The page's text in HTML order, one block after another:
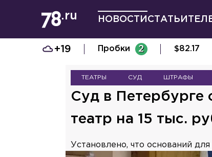
НОВОСТИ СТАТЬИ
+19 Пробки 2 $82.17
ТЕАТРЫ СУД ШТРАФЫ
Суд в
театр на 15 тыс.
Установлено, что оснований